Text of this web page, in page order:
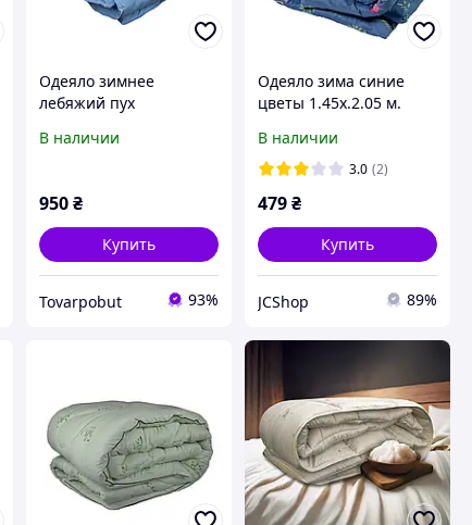
Одеяло зимнее
лебяжий пух
180х220см
В наличии
950 ₴
Купить
Tovarpobut 93%
Одеяло зима синие
цветы 1.45х.2.05 м.
В наличии
3.0 (2)
479₴
Купить
JCShop 89%